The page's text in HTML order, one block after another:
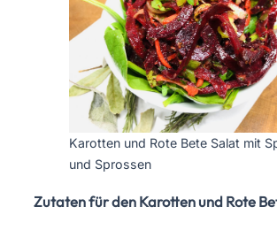
Karotten und Rote Bete Salat mit
und Sprossen
Zutaten für den Karotten und Rote